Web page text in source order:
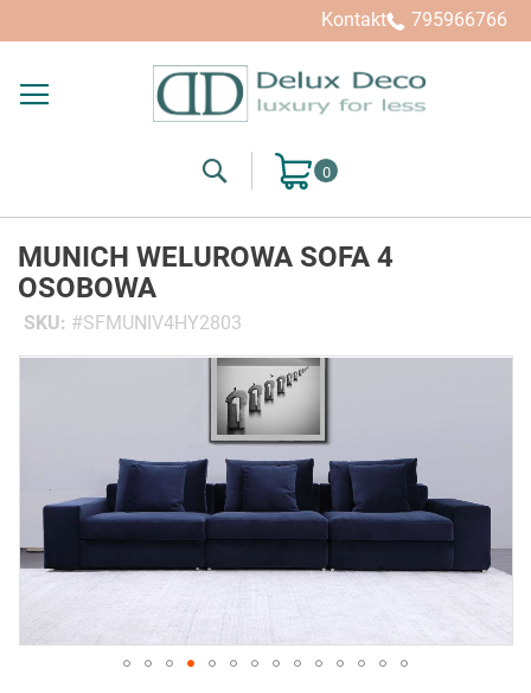
Kontakt 795966766
SearchMój koszyk
MUNICH WELUROWA SOFA 4
OSOBOWA
SKU
SFMUNIV4HY2803